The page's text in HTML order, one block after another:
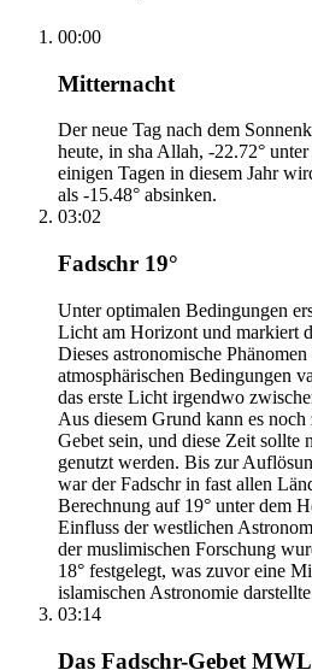
00:00
Mitternacht
Der neue Tag nach dem
heute, in sha Allah, -22.72°
einigen Tagen in diesem Jahr
als -15.48° absinken.
03:02
Fadschr 19°
Unter optimalen Bedingungen
Licht am Horizont und markiert
Dieses astronomische
atmosphärischen Bedingungen
das erste Licht irgendwo
Aus diesem Grund kann es
Gebet sein, und diese Zeit sollte
genutzt werden. Bis zur
war der Fadschr in fast allen
Berechnung auf 19° unter dem
Einfluss der westlichen
der muslimischen Forschung
18° festgelegt, was zuvor eine
islamischen Astronomie
03:14
Das Fadschr-Gebet MWL